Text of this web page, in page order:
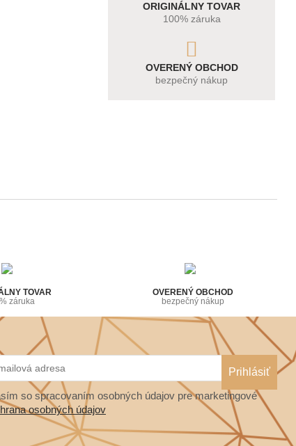
ORIGINÁLNY TOVAR
100% záruka
OVERENÝ OBCHOD
bezpečný nákup
TOVAR
záruka
OVERENÝ OBCHOD
bezpečný nákup
so spracovaním osobných údajov pre marketingové
osobných údajov